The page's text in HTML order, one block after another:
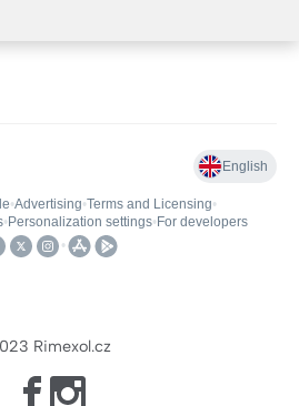
Rimexol.cz